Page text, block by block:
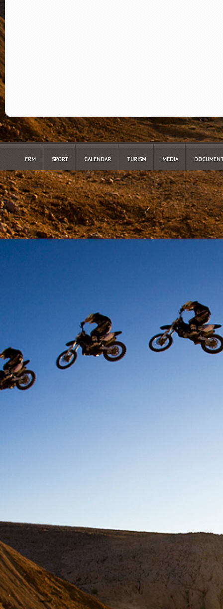
FRM SPORT CALENDAR TURISM MEDIA